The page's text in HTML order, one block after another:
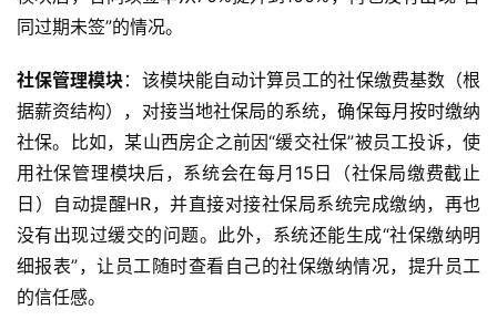
同过期未签”的情况。
社保管理模块：该模块能自动计算员工的社保缴费基数（根
据薪资结构），对接当地社保局的系统，确保每月按时缴纳
社保。比如，某山西房企之前因“缓交社保”被员工投诉，使
用社保管理模块后，系统会在每月15日（社保局缴费截止
日）自动提醒HR，并直接对接社保局系统完成缴纳，再也
没有出现过缓交的问题。此外，系统还能生成“社保缴纳明
细报表”，让员工随时查看自己的社保缴纳情况，提升员工
的信任感。